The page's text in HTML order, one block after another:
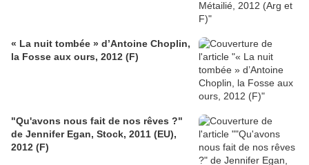
« La nuit tombée » d’Antoine Choplin,
la Fosse aux ours, 2012 (F)
"Qu'avons nous fait de nos rêves ?"
de Jennifer Egan, Stock, 2011 (EU),
2012 (F)